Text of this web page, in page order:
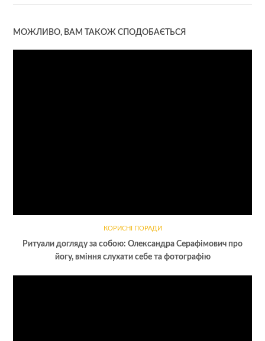
МОЖЛИВО, ВАМ ТАКОЖ СПОДОБАЄТЬСЯ
КОРИСНІ ПОРАДИ
Ритуали догляду за собою: Олександра Серафімович про
йогу, вміння слухати себе та фотографію